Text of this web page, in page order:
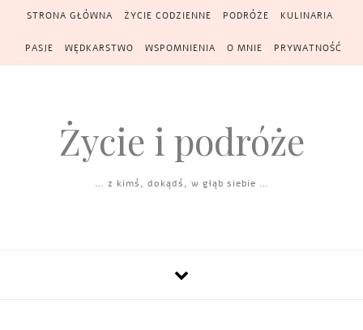
Skip to content
STRONA GŁÓWNA ŻYCIE CODZIENNE PODRÓŻE KULINARIA
PASJE WĘDKARSTWO WSPOMNIENIA O MNIE PRYWATNOŚĆ
Życie i podróże
… z kimś, dokądś, w głąb siebie …